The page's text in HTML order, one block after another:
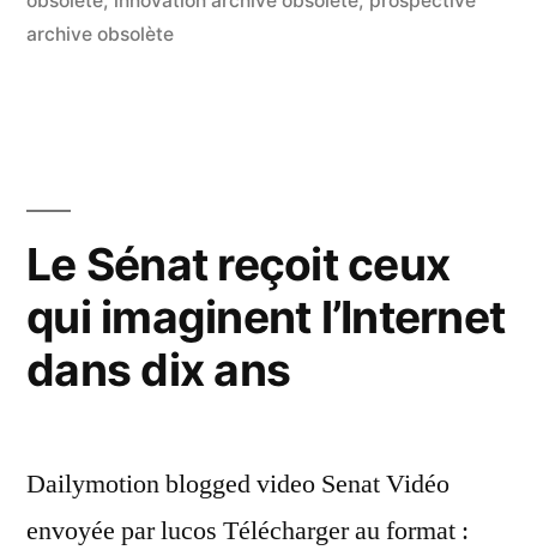
archive obsolète
Le Sénat reçoit ceux
qui imaginent l’Internet
dans dix ans
Dailymotion blogged video Senat Vidéo
envoyée par lucos Télécharger au format :